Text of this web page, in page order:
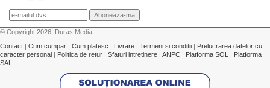
© Copyright 2026, Duras Media
Contact | Cum cumpar | Cum platesc | Livrare | Termeni si conditii | Prelucrarea datelor cu
caracter personal | Politica de retur | Sfaturi intretinere | ANPC | Platforma SOL | Platforma
SAL